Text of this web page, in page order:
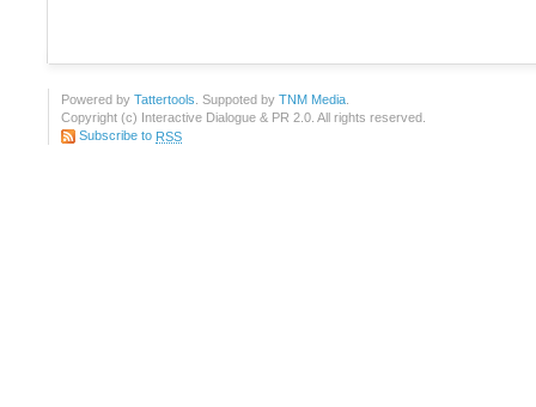
Powered by Tattertools . Suppoted by TNM Media
Copyright (c) Interactive Dialogue & PR 2.0. All rights reserved.
Subscribe to RSS